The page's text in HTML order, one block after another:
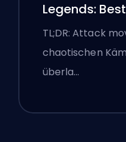
Legends:
TL;DR: Attack
chaotischen
überla…